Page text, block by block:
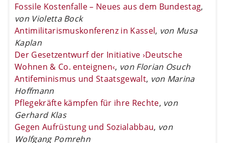
Fossile Kostenfalle – Neues aus dem Bundestag,
von Violetta Bock
Antimilitarismuskonferenz in Kassel, von Musa
Kaplan
Der Gesetzentwurf der Initiative ›Deutsche
Wohnen & Co. enteignen‹, von Florian Osuch
Antifeminismus und Staatsgewalt, von Marina
Hoffmann
Pflegekräfte kämpfen für ihre Rechte, von
Gerhard Klas
Gegen Aufrüstung und Sozialabbau, von
Wolfgang Pomrehn